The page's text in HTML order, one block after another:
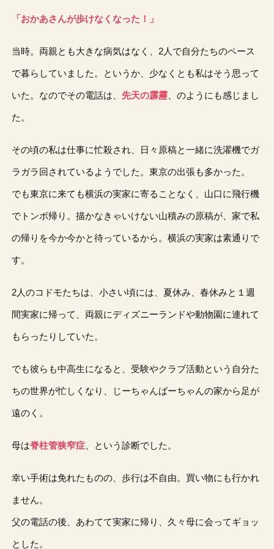
「おかあさんが歩けなくなった！」
当時。両親とも大きな病気はなく、2人で自分たちのペース
で暮らしていました。というか、少なくとも私はそう思って
いた。なのでその電話は、先天の霹靂 、のようにも感じまし
た。
その頃の私は仕事に忙殺され、日々原稿と一緒に洗濯機でガ
ラガラ回されているようでした。東京の出張も多かった。
でも東京に来ても横浜の実家に寄ることなく、山口に飛行機
でトンボ帰り。描かなきゃいけない山積みの原稿が、家で私
の帰りを今か今かと待っているから。横浜の実家は素通りで
す。
2人のコドモたちは、小さい頃には、夏休み、春休みと１週
間実家に帰って、両親にディズニーランドや動物園に連れて
もらったりしていた。
でも彼らも中高生になると、受験やクラブ活動という自分た
ちの世界が忙しくなり、じーちゃんばーちゃんの家から足が
遠のく。
母は脊柱管狭窄症 、という診断でした。
幸い手術は免れたものの、歩行は不自由。買い物にも行かれ
ません。
父の電話の後、あわてて実家に帰り、久々母に会ってギョッ
とした。